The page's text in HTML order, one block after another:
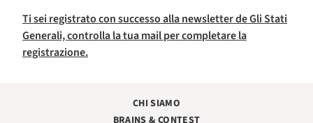
Ti sei registrato con successo alla newsletter de Gli Stati
Generali, controlla la tua mail per completare la
registrazione.
CHI SIAMO
BRAINS & CONTEST